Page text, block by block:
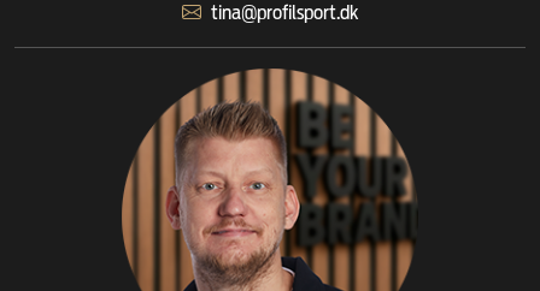
tina@profilsport.dk